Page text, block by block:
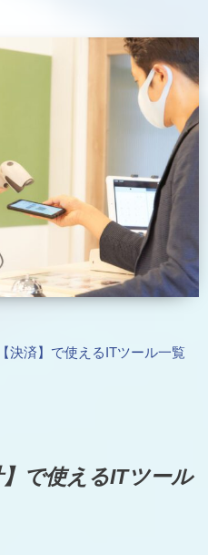
決済】で使えるITツール一覧
で使えるITツール